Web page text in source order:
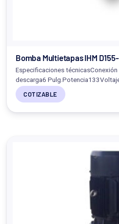
Bomba Multietapas IHM D155-
Especificaciones
descarga6
COTIZABLE